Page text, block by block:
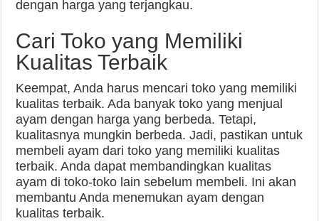
dengan harga yang terjangkau.
Cari Toko yang Memiliki
Kualitas Terbaik
Keempat, Anda harus mencari toko yang memiliki
kualitas terbaik. Ada banyak toko yang menjual
ayam dengan harga yang berbeda. Tetapi,
kualitasnya mungkin berbeda. Jadi, pastikan untuk
membeli ayam dari toko yang memiliki kualitas
terbaik. Anda dapat membandingkan kualitas
ayam di toko-toko lain sebelum membeli. Ini akan
membantu Anda menemukan ayam dengan
kualitas terbaik.